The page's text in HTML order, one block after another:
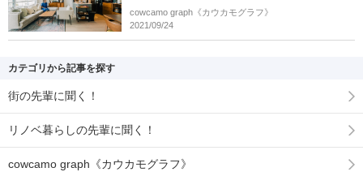
cowcamo graph《カウカモグラフ》
2021/09/24
カテゴリから記事を探す
街の先輩に聞く！
リノベ暮らしの先輩に聞く！
cowcamo graph《カウカモグラフ》